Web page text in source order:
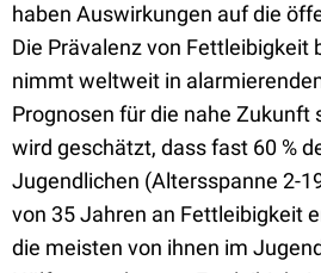
haben Auswirkungen auf die
Die Prävalenz von Fettleibigkeit
nimmt weltweit in
Prognosen für die nahe Zukunft
wird geschätzt, dass fast 60 %
Jugendlichen (Altersspanne 2-
von 35 Jahren an Fettleibigkeit
die meisten von ihnen im